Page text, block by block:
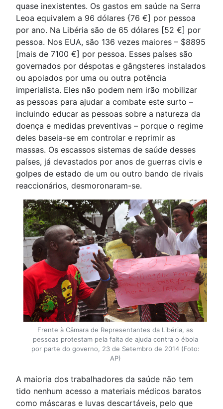
quase inexistentes. Os gastos em saúde na Serra
Leoa equivalem a 96 dólares {76 €] por pessoa
por ano. Na Libéria são de 65 dólares [52 €] por
pessoa. Nos EUA, são 136 vezes maiores – $8895
[mais de 7100 €] por pessoa. Esses países são
governados por déspotas e gângsteres instalados
ou apoiados por uma ou outra potência
imperialista. Eles não podem nem irão mobilizar
as pessoas para ajudar a combate este surto –
incluindo educar as pessoas sobre a natureza da
doença e medidas preventivas – porque o regime
deles baseia-se em controlar e reprimir as
massas. Os escassos sistemas de saúde desses
países, já devastados por anos de guerras civis e
golpes de estado de um ou outro bando de rivais
reaccionários, desmoronaram-se.
Frente à Câmara de Representantes da Libéria, as
pessoas protestam pela falta de ajuda contra o ébola
por parte do governo, 23 de Setembro de 2014 (Foto:
AP)
A maioria dos trabalhadores da saúde não tem
tido nenhum acesso a materiais médicos baratos
como máscaras e luvas descartáveis, pelo que